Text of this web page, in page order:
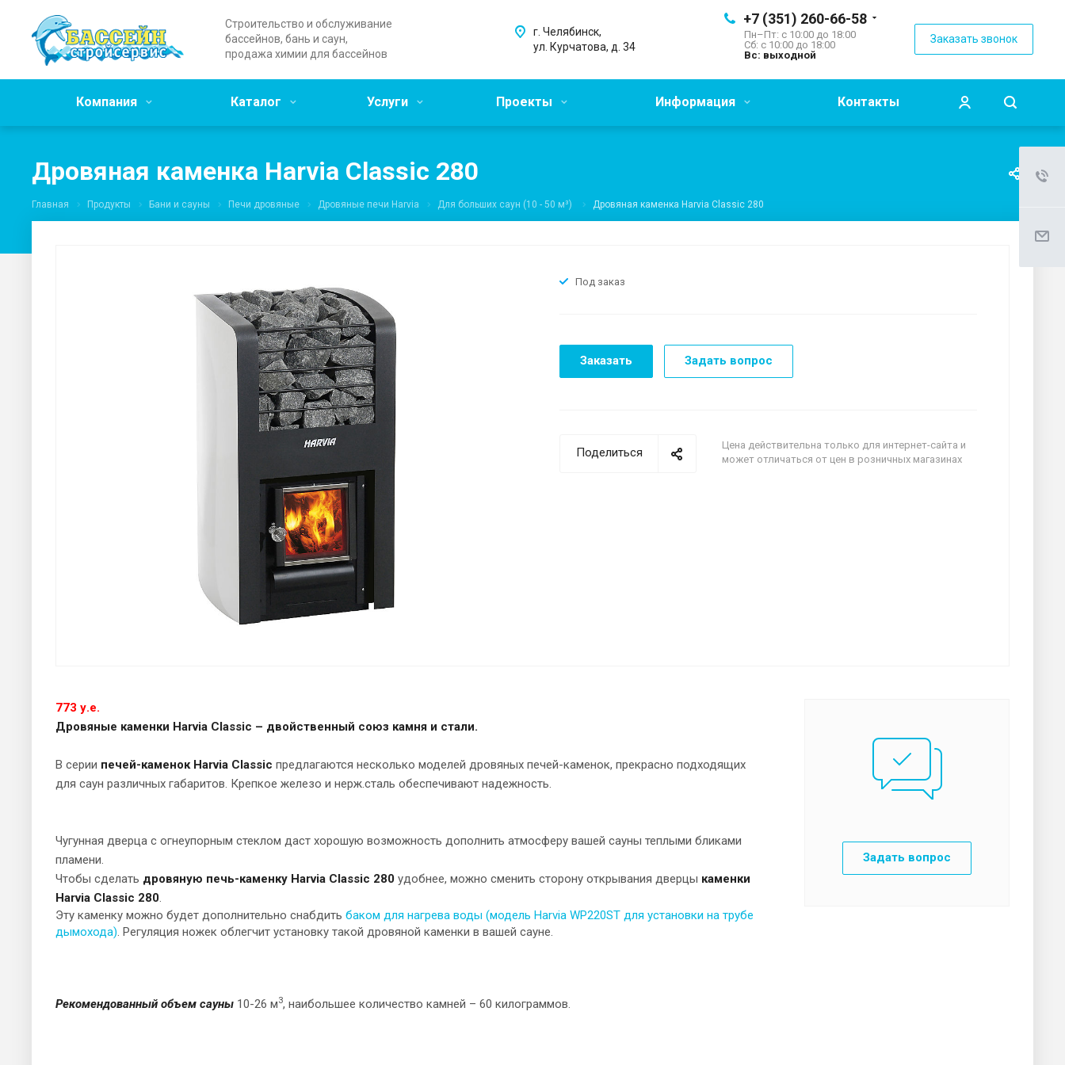
Строительство и обслуживание
бассейнов, бань и саун,
продажа химии для бассейнов
+7 (351) 260-66-58
Пн–Пт: с 10:00 до 18:00
Сб: с 10:00 до 18:00
Вс: выходной
Заказать звонок
г. Челябинск,
ул. Курчатова, д. 34
Компания Каталог Услуги Проекты Информация Контакты
Дровяная каменка Harvia Classic 280
Главная Продукты Бани и сауны Печи дровяные Дровяные печи Harvia Для больших саун (10 - 50 м³) Дровяная каменка Harvia Classic 280
Под заказ
Заказать Задать вопрос
Поделиться
Цена действительна только для интернет-сайта и
может отличаться от цен в розничных магазинах
773 у.е.
Дровяные каменки Harvia Classic – двойственный союз камня и стали.
В серии печей-каменок Harvia Classic предлагаются несколько моделей дровяных печей-каменок, прекрасно подходящих
для саун различных габаритов. Крепкое железо и нерж.сталь обеспечивают надежность.
Чугунная дверца с огнеупорным стеклом даст хорошую возможность дополнить атмосферу вашей сауны теплыми бликами
пламени.
Чтобы сделать дровяную печь-каменку Harvia Classic 280 удобнее, можно сменить сторону открывания дверцы каменки
Harvia Classic 280.
Эту каменку можно будет дополнительно снабдить баком для нагрева воды (модель Harvia WP220ST для установки на трубе
дымохода). Регуляция ножек облегчит установку такой дровяной каменки в вашей сауне.
Рекомендованный объем сауны 10-26 м3, наибольшее количество камней – 60 килограммов.
Задать вопрос